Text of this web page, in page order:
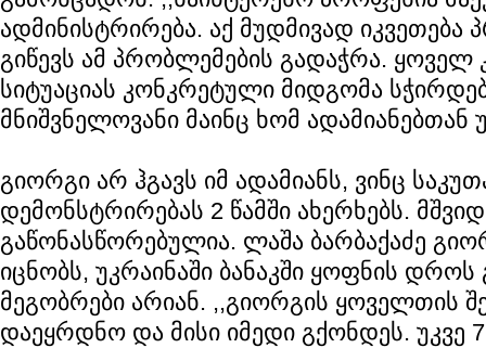
ადმინისტრირება. აქ მუდმივად იკვეთება
გიწევს ამ პრობლემების გადაჭრა.
სიტუაციას კონკრეტული მიდგომა
მნიშვნელოვანი მაინც ხომ
გიორგი არ ჰგავს იმ ადამიანს, ვინც
დემონსტრირებას 2 წამში ახერხებს.
გაწონასწორებულია. ლაშა ბარბაქაძე
იცნობს, უკრაინაში ბანაკში ყოფნის
მეგობრები არიან. ,,გიორგის ყოველთის
დაეყრდნო და მისი იმედი გქონდეს. უკვე